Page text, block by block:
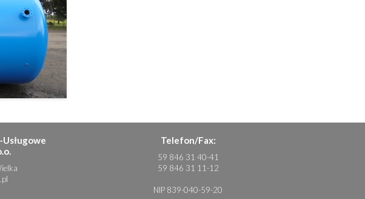
Telefon/Fax:
59 846 31 40-41
59 846 31 11-12
NIP 839-040-59-20